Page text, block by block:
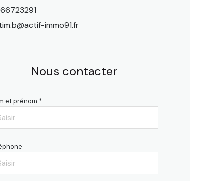
immo91.fr
Nous contacter
et prénom *